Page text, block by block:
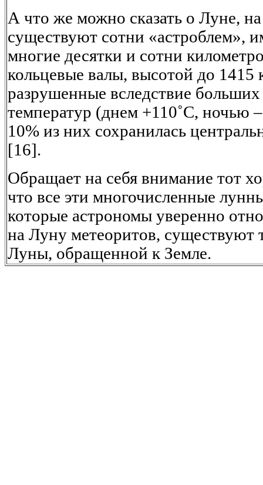
А что же можно сказать о Луне,
существуют сотни «астроблем»,
многие десятки и сотни
кольцевые валы, высотой до 1415
разрушенные вследствие
температур (днем +110˚С, ночью
10% из них сохранилась
[16].
Обращает на себя внимание тот
что все эти многочисленные
которые астрономы уверенно
на Луну метеоритов, существуют
Луны, обращенной к Земле.